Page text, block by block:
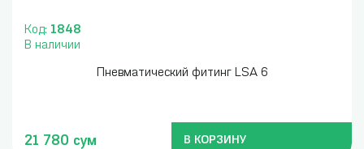
Код: 1848
В наличии
Пневматический фитинг LSA 6
21 780 сум В КОРЗИНУ